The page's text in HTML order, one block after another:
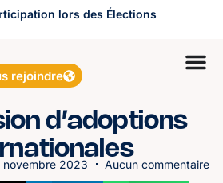
lors des Élections
rejoindre
d’adoptions
novembre 2023 Aucun commentaire